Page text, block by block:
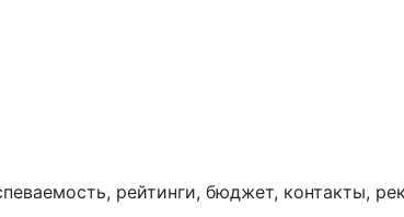
рейтинги, бюджет, контакты,